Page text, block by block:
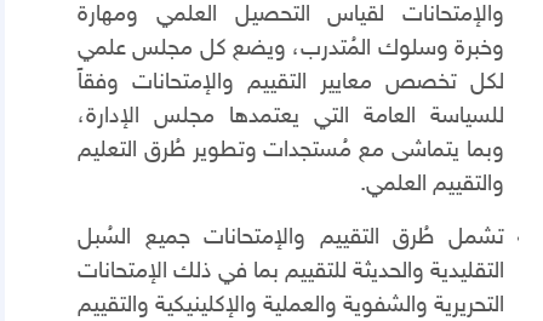
والإمتحانات لقياس التحصيل العلمي ومهارة
وخبرة وسلوك المُتدرب، ويضع كل مجلس علمي
لكل تخصص معايير التقييم والإمتحانات وفقاً
للسياسة العامة التي يعتمدها مجلس الإدارة،
وبما يتماشى مع مُستجدات وتطوير طُرق التعليم
والتقييم العلمي.
تشمل طُرق التقييم والإمتحانات جميع السُبل
التقليدية والحديثة للتقييم بما في ذلك الإمتحانات
التحريرية والشفوية والعملية والإكلينيكية والتقييم